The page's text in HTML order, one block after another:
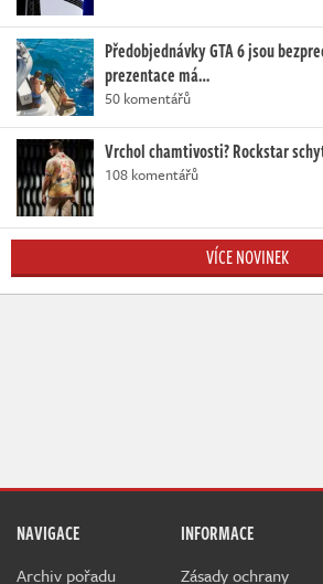
Předobjednávky GTA 6 jsou
prezentace má…
50 komentářů
Vrchol chamtivosti? Rockstar
108 komentářů
VÍCE NOVINEK
NAVIGACE
Archiv pořadu
INFORMACE
Zásady ochrany